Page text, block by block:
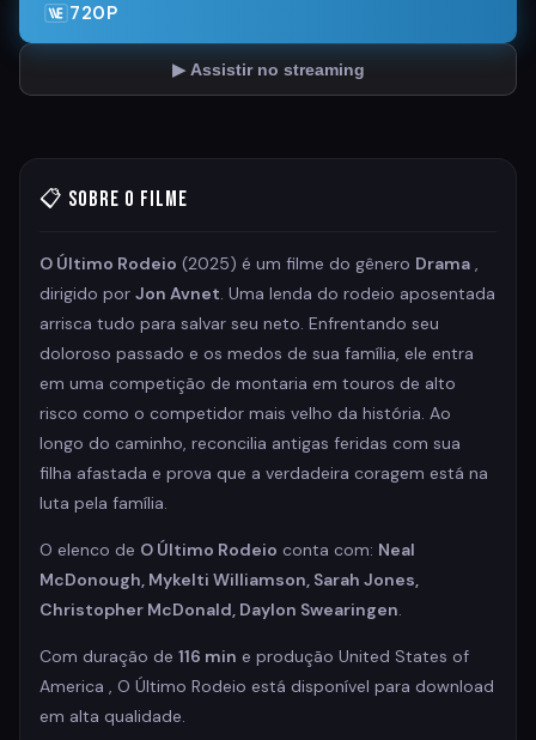
720P
▶ Assistir no streaming
📋 Sobre o Filme
O Último Rodeio (2025) é um filme do gênero Drama ,
dirigido por Jon Avnet. Uma lenda do rodeio aposentada
arrisca tudo para salvar seu neto. Enfrentando seu
doloroso passado e os medos de sua família, ele entra
em uma competição de montaria em touros de alto
risco como o competidor mais velho da história. Ao
longo do caminho, reconcilia antigas feridas com sua
filha afastada e prova que a verdadeira coragem está na
luta pela família.
O elenco de O Último Rodeio conta com: Neal
McDonough, Mykelti Williamson, Sarah Jones,
Christopher McDonald, Daylon Swearingen.
Com duração de 116 min e produção United States of
America , O Último Rodeio está disponível para download
em alta qualidade.